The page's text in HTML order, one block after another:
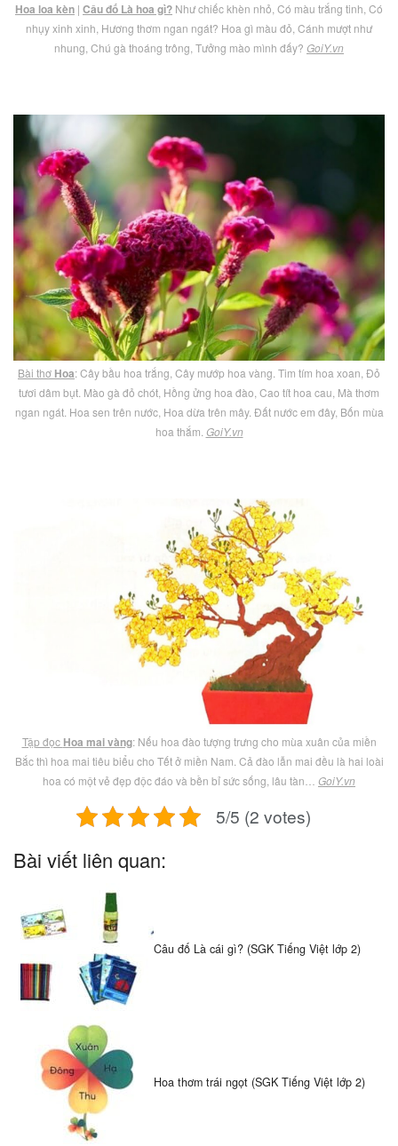
Hoa loa kèn | Câu đố Là hoa gì? Như chiếc khèn nhỏ, Có màu trắng tinh, Có
nhụy xinh xinh, Hương thơm ngan ngát? Hoa gì màu đỏ, Cánh mượt như
nhung, Chú gà thoáng trông, Tưởng mào mình đấy? GoiY.vn
Bài thơ Hoa: Cây bầu hoa trắng, Cây mướp hoa vàng. Tim tím hoa xoan, Đỏ
tươi dâm bụt. Mào gà đỏ chót, Hồng ửng hoa đào, Cao tít hoa cau, Mà thơm
ngan ngát. Hoa sen trên nước, Hoa dừa trên mây. Đất nước em đây, Bốn mùa
hoa thắm. GoiY.vn
Tập đọc Hoa mai vàng: Nếu hoa đào tượng trưng cho mùa xuân của miền
Bắc thì hoa mai tiêu biểu cho Tết ở miền Nam. Cả đào lẫn mai đều là hai loài
hoa có một vẻ đẹp độc đáo và bền bỉ sức sống, lâu tàn… GoiY.vn
5/5 (2 votes)
Bài viết liên quan:
Câu đố Là cái gì? (SGK Tiếng Việt lớp 2)
Hoa thơm trái ngọt (SGK Tiếng Việt lớp 2)